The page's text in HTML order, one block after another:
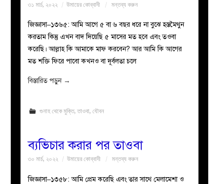
৩১ মার্চ, ২০২২ উমায়ের কোব্বাদী মন্তব্য করুন
জিজ্ঞাসা–১৩৬৫: আমি আগে ৫ বা ৬ বছর ধরে না বুঝে হস্তমৈথুন
করতাম কিন্তু এখন বাদ দিয়েছি ৫ মাসের মত হবে এবং তওবা
করেছি। আল্লাহ কি আমাকে মাফ করবেন? আর আমি কি আগের
মত শক্তি ফিরে পাবো কখনও বা দূর্বলতা চলে
বিস্তারিত পড়ুন →
গুনাহ থেকে মুক্তি, তাওবা, যৌবন
ব্যভিচার করার পর তাওবা
৩০ মার্চ, ২০২২ উমায়ের কোব্বাদী মন্তব্য করুন
জিজ্ঞাসা–১৩৫৮: আমি প্রেম করেছি এবং তার সাথে মেলামেশা ও